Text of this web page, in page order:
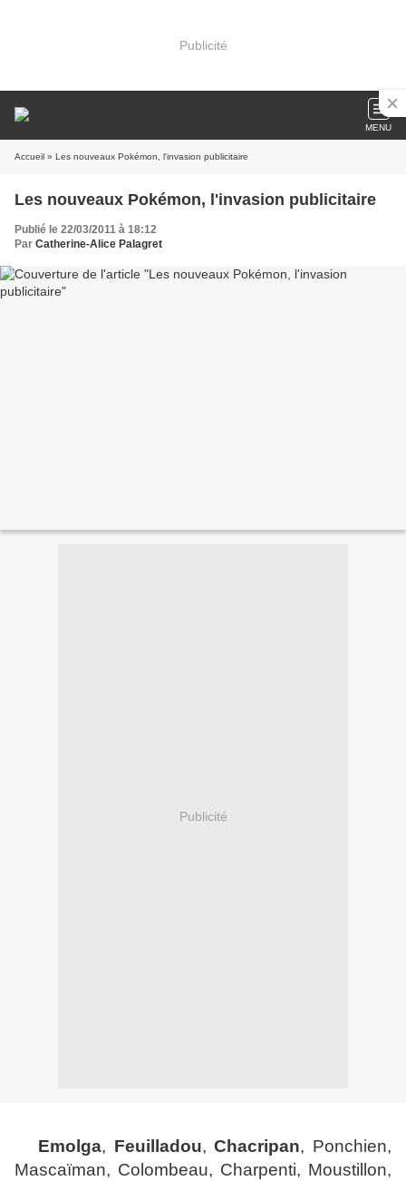
Publicité
MENU
Accueil » Les nouveaux Pokémon, l'invasion publicitaire
Les nouveaux Pokémon, l'invasion publicitaire
Publié le 22/03/2011 à 18:12
Par Catherine-Alice Palagret
Publicité
Emolga, Feuilladou,Chacripan, Ponchien,
Mascaïman, Colombeau, Charpenti, Moustillon,